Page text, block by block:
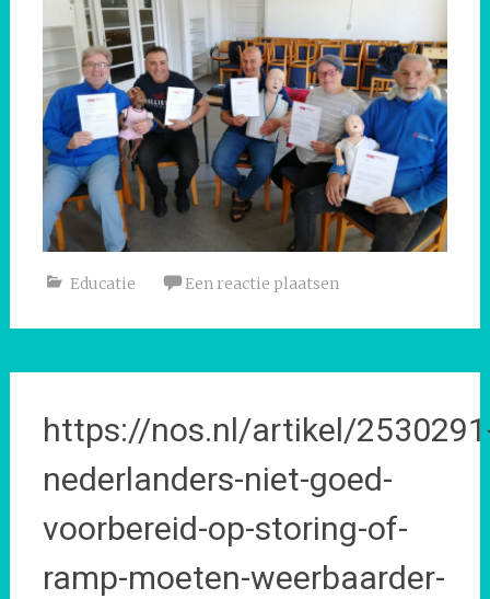
Educatie Een reactie plaatsen
https://nos.nl/artikel/
nederlanders-niet-goed-
voorbereid-op-storing-of-
ramp-moeten-weerbaarder-